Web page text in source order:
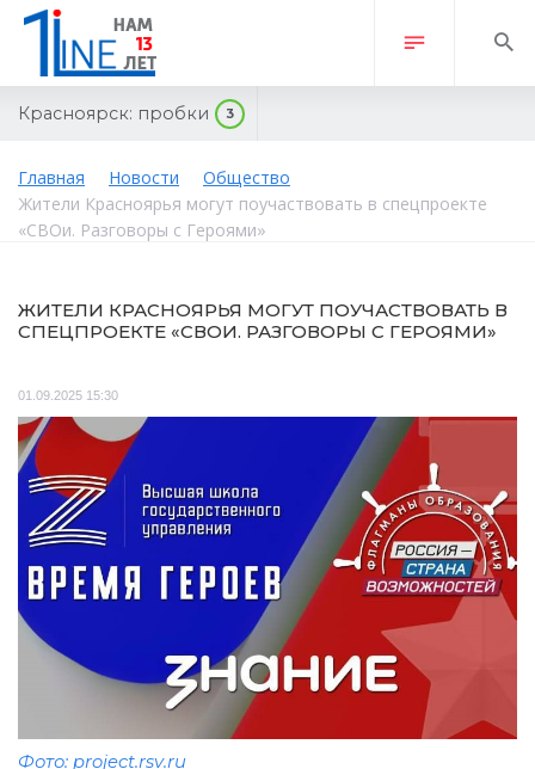
Красноярск: пробки 3
Главная Новости
Общество
Жители Красноярья могут поучаствовать в спецпроекте
«СВОи. Разговоры с Героями»
ЖИТЕЛИ КРАСНОЯРЬЯ МОГУТ ПОУЧАСТВОВАТЬ В
СПЕЦПРОЕКТЕ «СВОИ. РАЗГОВОРЫ С ГЕРОЯМИ»
01.09.2025 15:30
Фото: project.rsv.ru